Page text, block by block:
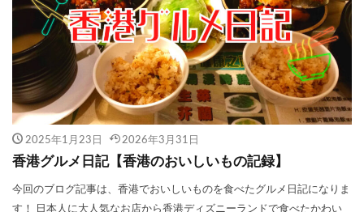
2025年1月23日 2026年3月31日
香港グルメ日記【香港のおいしいもの記録】
今回のブログ記事は、香港でおいしいものを食べたグルメ日記になりま
す！ 日本人に大人気なお店から香港ディズニーランドで食べたかわい